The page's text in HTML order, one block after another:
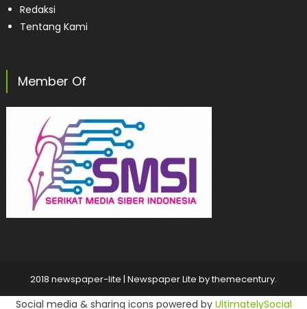
Redaksi
Tentang Kami
Member Of
2018 newspaper-lite | Newspaper Lite bythemecentury.
Social media & sharing icons powered by UltimatelySocial